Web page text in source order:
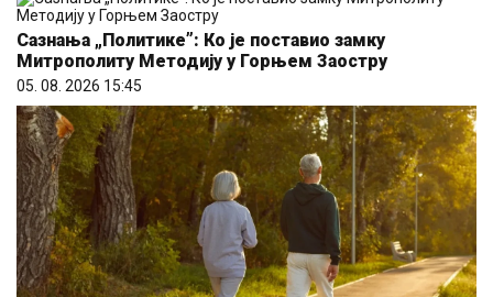
Сазнања „Политике”: Ко је поставио замку
Митрополиту Методију у Горњем Заостру
05. 08. 2026 15:45